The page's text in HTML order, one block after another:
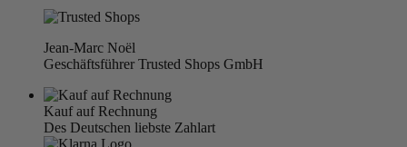
Jean-Marc Noël
Geschäftsführer Trusted Shops GmbH
Kauf auf Rechnung
Des Deutschen liebste Zahlart